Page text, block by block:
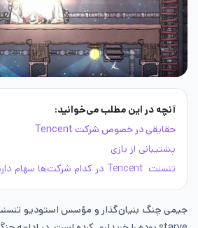
آنچه در این مطلب می‌خوانید:
حقایقی در خصوص شرکت Tencent
پشتیبانی از بازی
تنسنت Tencent در کدام شرکت‌ها سهام دارد؟